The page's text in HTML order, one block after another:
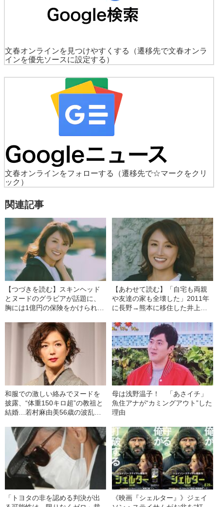
文春オンラインを見つけやすくする
（遷移先で文春オンラ
インを優先ソースに設定する）
文春オンラインをフォローする
（遷移先で☆マークをクリ
ック）
関連記事
【つづきを読む】スキンヘッド
とヌードのグラビアが話題に、
胸には1億円の保険をかけられて
美（51）の波乱万丈人生《現在
は熊本で自給自足生活》
【あわせて読む】「自宅も両親
や友達の家も全壊した」2011年
に長野→熊本に移住した井上晴
被災体験「状況をブログに書い
ていたら批判されたけど…」
和服での激しい絡みでヌードを
披露、“体重150キロ超”の教祖と
結婚…若村麻由美56歳の波乱万
母は浅野温子！ 「あさイチ」
魚住アナが“カミングアウト”した
理由
「トヨタの非を認める判決が出
《映画『シェルター』》ジェイ